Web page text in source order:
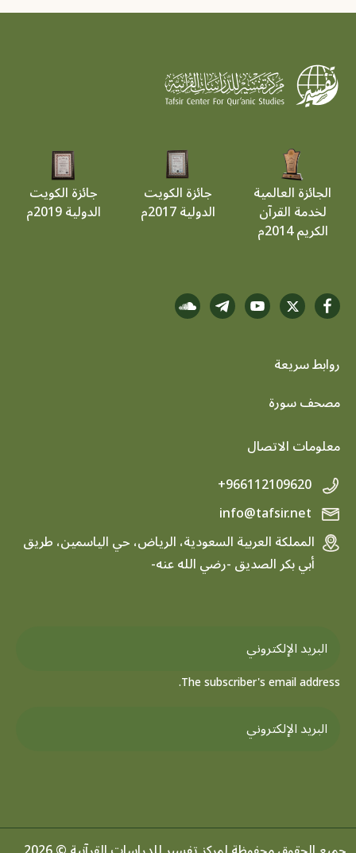
الجائزة العالمية
لخدمة القرآن
الكريم 2014م
جائزة الكويت
الدولية 2017م
جائزة الكويت
الدولية 2019م
روابط سريعة
footer menu
مصحف سورة
معلومات الاتصال
+966112109620
المملكة العربية السعودية، الرياض، حي الياسمين، طريق
أبي بكر الصديق -رضي الله عنه-
The subscriber's email address.